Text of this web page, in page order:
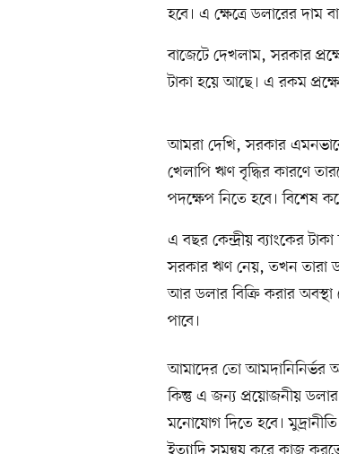
হবে। এ ক্ষেত্রে ডলারের দাম
বাজেটে দেখলাম, সরকার
টাকা হয়ে আছে। এ রকম
আমরা দেখি, সরকার
খেলাপি ঋণ বৃদ্ধির কারণে
পদক্ষেপ নিতে হবে। বিশেষ
এ বছর কেন্দ্রীয় ব্যাংকের
সরকার ঋণ নেয়, তখন তারা
আর ডলার বিক্রি করার অবস্থা
পাবে।
আমাদের তো আমদানিনির্ভর
কিন্তু এ জন্য প্রয়োজনীয়
মনোযোগ দিতে হবে।